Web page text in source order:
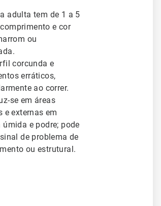
adulta tem de 1 a 5
e cor
ou
corcunda e
erráticos,
ao correr.
se em áreas
e externas em
úmida e podre; pode
de problema de
ou estrutural.